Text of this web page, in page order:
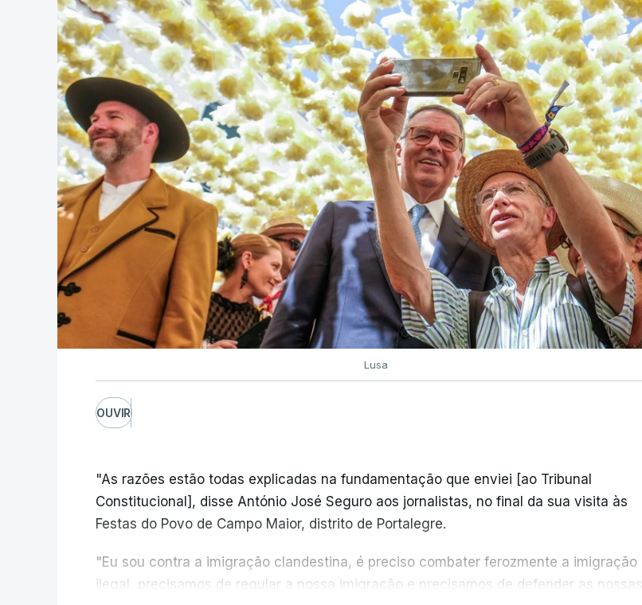
Lusa
OUVIR
"As razões estão todas explicadas na fundamentação que enviei [ao Tribunal
Constitucional], disse António José Seguro aos jornalistas, no final da sua visita às
Festas do Povo de Campo Maior, distrito de Portalegre.
"Eu sou contra a imigração clandestina, é preciso combater ferozmente a imigração
ilegal, precisamos de regular a nossa imigração e precisamos de defender as nossas